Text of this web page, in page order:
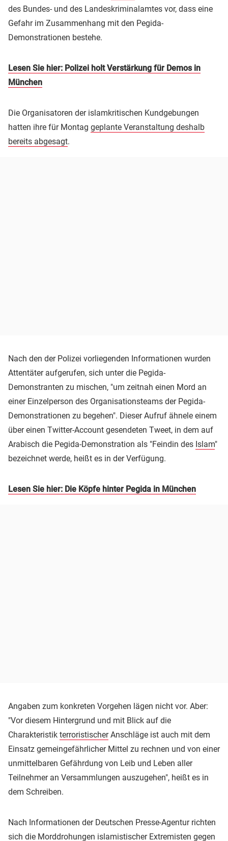
des Bundes- und des Landeskriminalamtes vor, dass eine
Gefahr im Zusammenhang mit den Pegida-
Demonstrationen bestehe.
Lesen Sie hier: Polizei holt Verstärkung für Demos in
München
Die Organisatoren der islamkritischen Kundgebungen
hatten ihre für Montag geplante Veranstaltung deshalb
bereits abgesagt.
Nach den der Polizei vorliegenden Informationen wurden
Attentäter aufgerufen, sich unter die Pegida-
Demonstranten zu mischen, "um zeitnah einen Mord an
einer Einzelperson des Organisationsteams der Pegida-
Demonstrationen zu begehen". Dieser Aufruf ähnele einem
über einen Twitter-Account gesendeten Tweet, in dem auf
Arabisch die Pegida-Demonstration als "Feindin des Islam"
bezeichnet werde, heißt es in der Verfügung.
Lesen Sie hier: Die Köpfe hinter Pegida in München
Angaben zum konkreten Vorgehen lägen nicht vor. Aber:
"Vor diesem Hintergrund und mit Blick auf die
Charakteristik terroristischerAnschläge ist auch mit dem
Einsatz gemeingefährlicher Mittel zu rechnen und von einer
unmittelbaren Gefährdung von Leib und Leben aller
Teilnehmer an Versammlungen auszugehen", heißt es in
dem Schreiben.
Nach Informationen der Deutschen Presse-Agentur richten
sich die Morddrohungen islamistischer Extremisten gegen